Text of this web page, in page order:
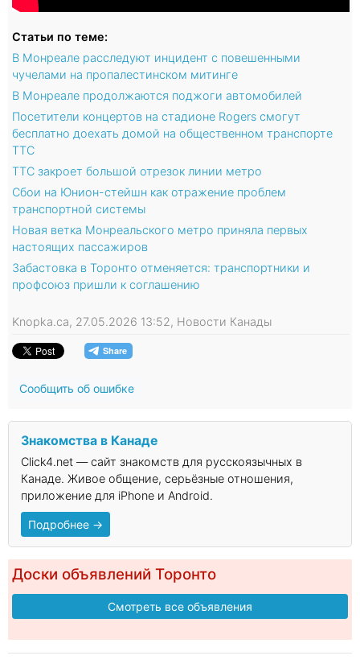
Статьи по теме:
В Монреале расследуют инцидент с повешенными
чучелами на пропалестинском митинге
В Монреале продолжаются поджоги автомобилей
Посетители концертов на стадионе Rogers смогут
бесплатно доехать домой на общественном транспорте
TTC
TTC закроет большой отрезок линии метро
Сбои на Юнион-стейшн как отражение проблем
транспортной системы
Новая ветка Монреальского метро приняла первых
настоящих пассажиров
Забастовка в Торонто отменяется: транспортники и
профсоюз пришли к соглашению
Knopka.ca, 27.05.2026 13:52, Новости Канады
Сообщить об ошибке
Знакомства в Канаде
Click4.net — сайт знакомств для русскоязычных в
Канаде. Живое общение, серьёзные отношения,
приложение для iPhone и Android.
Подробнее →
Доски объявлений Торонто
Смотреть все объявления